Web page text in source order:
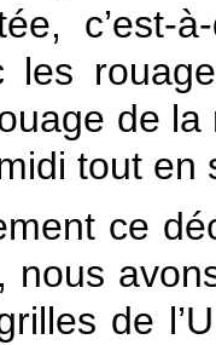
c’est-
les
de
tout en
ce
nous
de